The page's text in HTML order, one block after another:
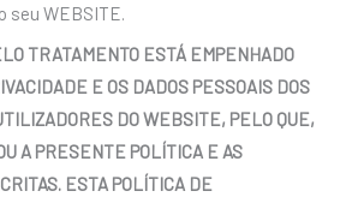
seu WEBSITE.
TRATAMENTO ESTÁ EMPENHADO
E OS DADOS PESSOAIS DOS
DO WEBSITE, PELO QUE,
A PRESENTE POLÍTICA E AS
ESTA POLÍTICA DE